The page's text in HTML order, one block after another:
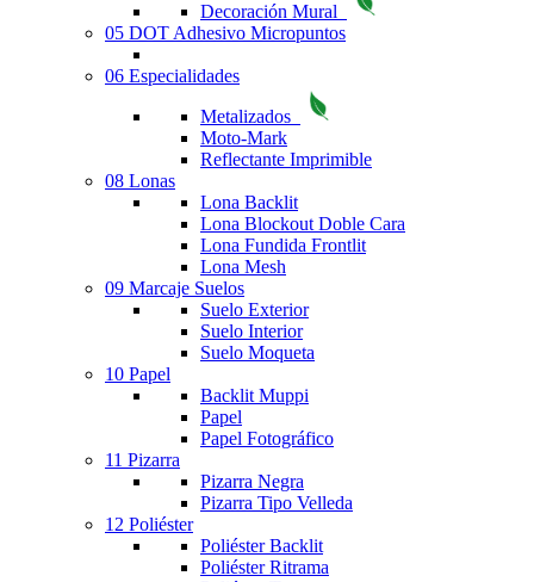
Decoración Mural
05 DOT Adhesivo Micropuntos
06 Especialidades
Metalizados
Moto-Mark
Reflectante Imprimible
08 Lonas
Lona Backlit
Lona Blockout Doble Cara
Lona Fundida Frontlit
Lona Mesh
09 Marcaje Suelos
Suelo Exterior
Suelo Interior
Suelo Moqueta
10 Papel
Backlit Muppi
Papel
Papel Fotográfico
11 Pizarra
Pizarra Negra
Pizarra Tipo Velleda
12 Poliéster
Poliéster Backlit
Poliéster Ritrama